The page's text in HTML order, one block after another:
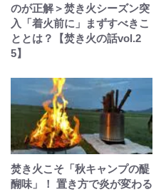
のが正解＞焚き火シーズン突
入「着火前に」まずすべきこ
ととは？【焚き火の話vol.2
5】
焚き火こそ「秋キャンプの醍
醐味」！ 置き方で炎が変わる